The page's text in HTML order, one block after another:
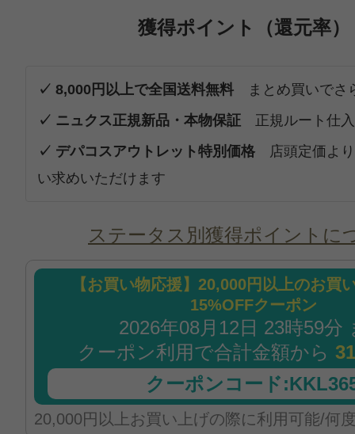
獲得ポイント（還元率）
✓ 8,000円以上で全国送料無料 まとめ買いでさ
✓ ニュクス正規新品・本物保証 正規ルート仕
✓ デパコスアウトレット特別価格 店頭定価よ
い求めいただけます
ステータス別獲得ポイントに
【お買い物応援】20,000円以上のお買
15%OFFクーポン
2026年08月12日 23時59分
クーポン利用で合計金額から
クーポンコード
20,000円以上お買い上げの際に利用可能/何